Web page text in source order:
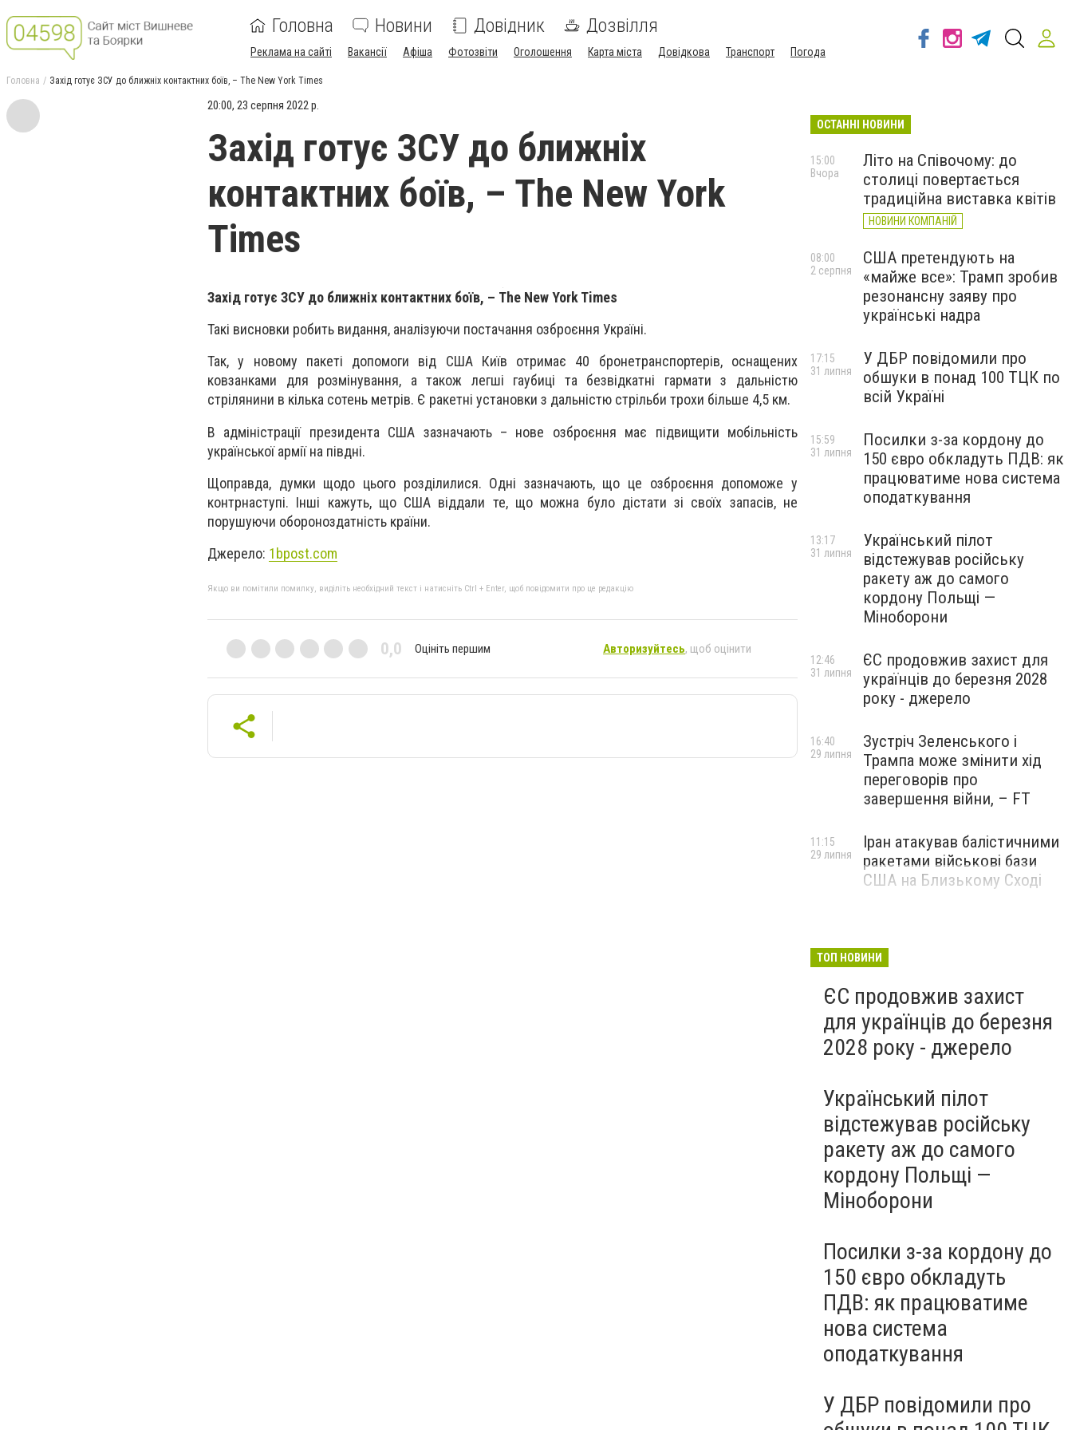
Головна Новини Довідник Дозвілля
Реклама на сайті Вакансії Афіша Фотозвіти Оголошення Карта міста Довідкова Транспорт Погода
Головна Захід готує ЗСУ до ближніх контактних боїв, – The New York Times
20:00, 23 серпня 2022 р.
Захід готує ЗСУ до ближніх
контактних боїв, – The New York
Times
Захід готує ЗСУ до ближніх контактних боїв, – The New York Times
Такі висновки робить видання, аналізуючи постачання озброєння Україні.
Так, у новому пакеті допомоги від США Київ отримає 40 бронетранспортерів, оснащених
ковзанками для розмінування, а також легші гаубиці та безвідкатні гармати з дальністю
стрілянини в кілька сотень метрів. Є ракетні установки з дальністю стрільби трохи більше 4,5 км.
В адміністрації президента США зазначають – нове озброєння має підвищити мобільність
української армії на півдні.
Щоправда, думки щодо цього розділилися. Одні зазначають, що це озброєння допоможе у
контрнаступі. Інші кажуть, що США віддали те, що можна було дістати зі своїх запасів, не
порушуючи обороноздатність країни.
Джерело: 1bpost.com
Якщо ви помітили помилку, виділіть необхідний текст і натисніть Ctrl + Enter, щоб повідомити про це редакцію
0,0 Оцініть першим Авторизуйтесь, щоб оцінити
ОСТАННІ НОВИНИ
Літо на Співочому: до
столиці повертається
традиційна виставка квітів
НОВИНИ КОМПАНІЙ
15:00
Вчора
США претендують на
«майже все»: Трамп зробив
резонансну заяву про
українські надра
08:00
2 серпня
У ДБР повідомили про
обшуки в понад 100 ТЦК по
всій Україні
17:15
31 липня
Посилки з-за кордону до
150 євро обкладуть ПДВ: як
працюватиме нова система
оподаткування
15:59
31 липня
Український пілот
відстежував російську
ракету аж до самого
кордону Польщі —
Міноборони
13:17
31 липня
ЄС продовжив захист для
українців до березня 2028
року - джерело
12:46
31 липня
Зустріч Зеленського і
Трампа може змінити хід
переговорів про
завершення війни, – FT
16:40
29 липня
Іран атакував балістичними
ракетами військові бази
США на Близькому Сході
11:15
29 липня
ТОП НОВИНИ
ЄС продовжив захист
для українців до березня
2028 року - джерело
Український пілот
відстежував російську
ракету аж до самого
кордону Польщі —
Міноборони
Посилки з-за кордону до
150 євро обкладуть
ПДВ: як працюватиме
нова система
оподаткування
У ДБР повідомили про